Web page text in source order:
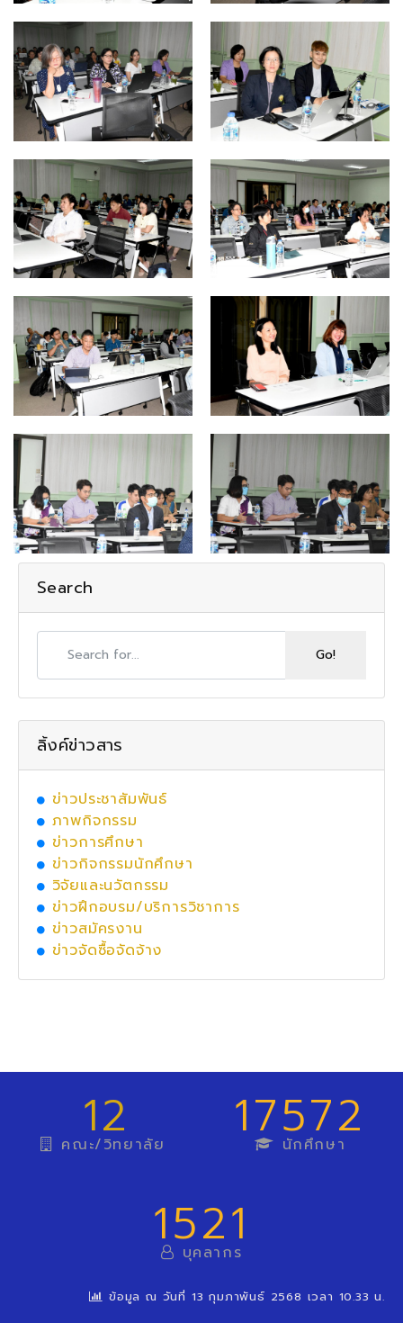
Search
ลิ้งค์ข่าวสาร
ข่าวประชาสัมพันธ์
ภาพกิจกรรม
ข่าวการศึกษา
ข่าวกิจกรรมนักศึกษา
วิจัยและนวัตกรรม
ข่าวฝึกอบรม/บริการวิชาการ
ข่าวสมัครงาน
ข่าวจัดซื้อจัดจ้าง
12
คณะ/วิทยาลัย 17572
นักศึกษา
1521
บุคลากร
ข้อมูล ณ วันที่ 13 กุมภาพันธ์ 2568 เวลา 10.33 น.